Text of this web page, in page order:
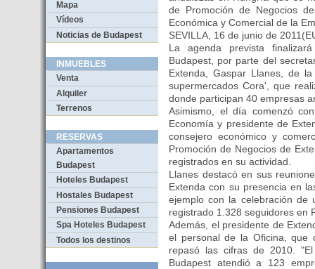
Mapa
Vídeos
Noticias de Budapest
INMUEBLES
Venta
Alquiler
Terrenos
RESERVAS
Apartamentos
Budapest
Hoteles Budapest
Hostales Budapest
Pensiones Budapest
Spa Hoteles Budapest
Todos los destinos
de Promoción de Negocios
Económica y Comercial de la
SEVILLA, 16 de junio de
La agenda prevista
Budapest, por parte del
Extenda, Gaspar Llanes, de
supermercados Cora', que
donde participan 40 empresas
Asimismo, el día comenzó
Economía y presidente de
consejero económico y
Promoción de Negocios de
registrados en su actividad.
Llanes destacó en sus
Extenda con su presencia en
ejemplo con la celebración de
registrado 1.328 seguidores en
Además, el presidente de
el personal de la Oficina, que
repasó las cifras de 2010.
Budapest atendió a 123